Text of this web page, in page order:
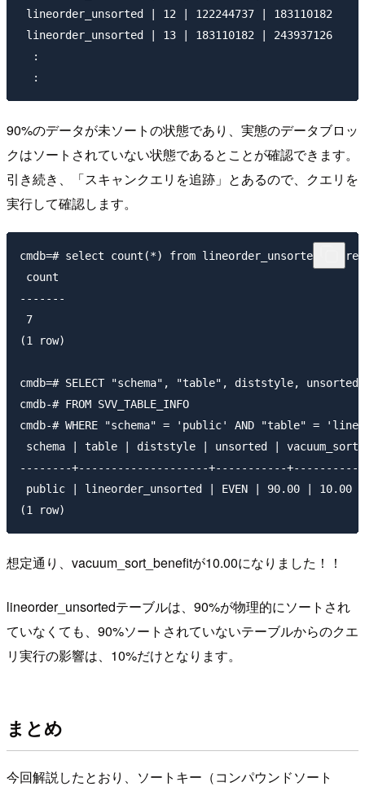
lineorder_unsorted | 12 | 122244737 | 183110182
lineorder_unsorted | 13 | 183110182 | 243937126
  :
90%のデータが未ソートの状態であり、実態のデータブロッ
クはソートされていない状態であるとことが確認できます。
引き続き、「スキャンクエリを追跡」とあるので、クエリを
実行して確認します。
cmdb=# select count(*) from lineorder_unsorted where
count
-------
7
(1 row)
cmdb=# SELECT "schema", "table", diststyle,
cmdb-# FROM SVV_TABLE_INFO
cmdb-# WHERE "schema" = 'public' AND "table" =
schema | table | diststyle | unsorted |
--------+--------------------+-----------
public | lineorder_unsorted | EVEN | 90.00 | 10.00
想定通り、vacuum_sort_benefitが10.00になりました！！
lineorder_unsortedテーブルは、90%が物理的にソートされ
ていなくても、90%ソートされていないテーブルからのクエ
リ実行の影響は、10%だけとなります。
まとめ
今回解説したとおり、ソートキー（コンパウンドソート